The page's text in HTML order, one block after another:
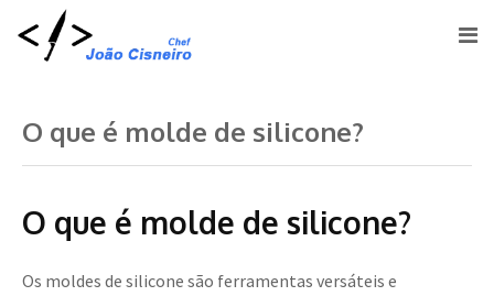
O que é molde de silicone?
O que é molde de silicone?
Os moldes de silicone são ferramentas versáteis e